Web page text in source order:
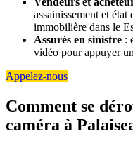
assainissement et état
immobilière dans le
Assurés en sinistre :
vidéo pour appuyer
Appelez-nous
Comment se
caméra à